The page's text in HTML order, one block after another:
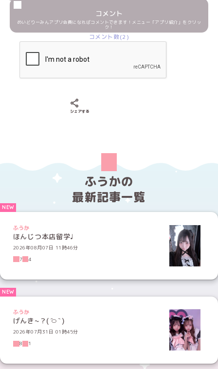
コメント
めいどりーみんアプリ会員になればコメントできます！メニュー「アプリ紹介」をクリッ
ク！
コメント数(2)
シェアする
ふうかの
最新記事一覧
ふうか
ほんじつ本店留学♩
2026年08月07日 11時46分
7
4
ふうか
げんき~？( ᷇࿀ ᷆ )
2026年07月31日 01時45分
8
1